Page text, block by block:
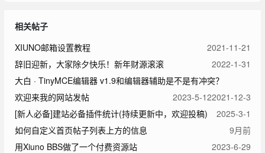
相关帖子
XIUNO邮箱设置教程
2021-11-21
辞旧迎新，大家除夕快乐！新年财源滚滚
2022-1-31
大白 · TinyMCE编辑器 v1.9和编辑器辅助是不是有冲突？
2021-12-3
欢迎来我的网站发帖
2023-5-12
[新人必备]建站必备插件统计(持续更新中，欢迎投稿)
2025-3-1
如何自定义首页帖子列表上方的信息
9月前
用Xiuno BBS做了一个付费资源站
2023-6-29